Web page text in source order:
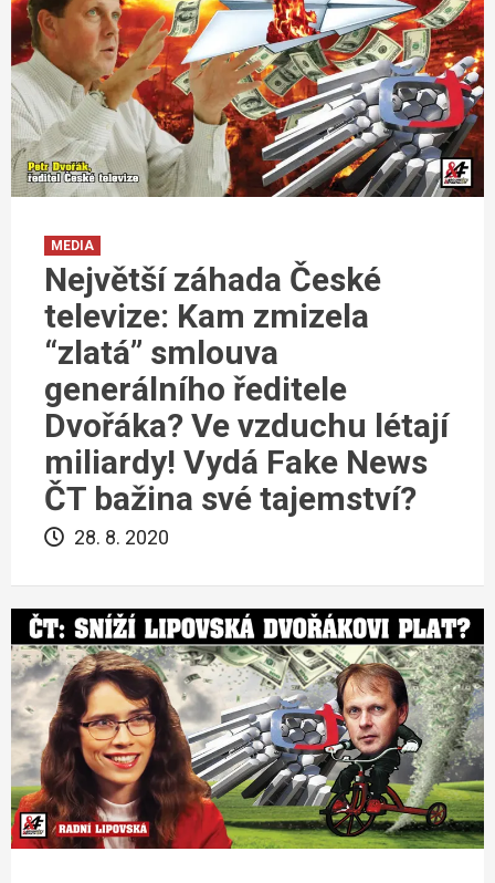
MEDIA
Největší záhada České
televize: Kam zmizela
“zlatá” smlouva
generálního ředitele
Dvořáka? Ve vzduchu létají
miliardy! Vydá Fake News
ČT bažina své tajemství?
28. 8. 2020